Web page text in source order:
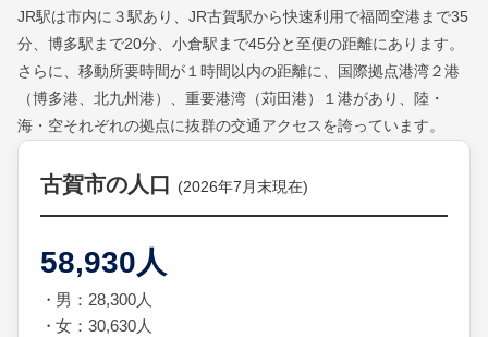
JR駅は市内に３駅あり、JR古賀駅から快速利用で福岡空港まで35
分、博多駅まで20分、小倉駅まで45分と至便の距離にあります。
さらに、移動所要時間が１時間以内の距離に、国際拠点港湾２港
（博多港、北九州港）、重要港湾（苅田港）１港があり、陸・
海・空それぞれの拠点に抜群の交通アクセスを誇っています。
古賀市の人口 (2026年7月末現在)
58,930人
男：28,300人
女：30,630人